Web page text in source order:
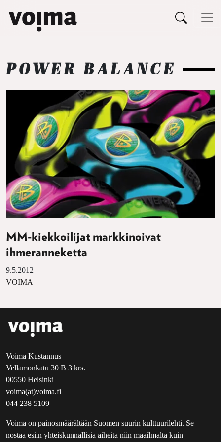
Päävalikko
POWER BALANCE
MM-kiekkoilijat markkinoivat
ihmeranneketta
9.5.2012
VOIMA
Voima Kustannus
Vellamonkatu 30 B 3 krs.
00550 Helsinki
voima(at)voima.fi
044 238 5109
Voima on painosmäärältään Suomen suurin kulttuurilehti. Se
nostaa esiin yhteiskunnallisia aiheita niin maailmalta kuin